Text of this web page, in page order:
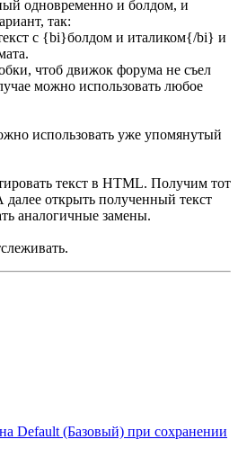
одновременно и болдом, и
так:
с {bi}болдом и италиком{/bi} и
чтоб движок форума не съел
можно использовать любое
использовать уже упомянутый
текст в HTML. Получим тот
открыть полученный текст
аналогичные замены.
Default (Базовый) при сохранении